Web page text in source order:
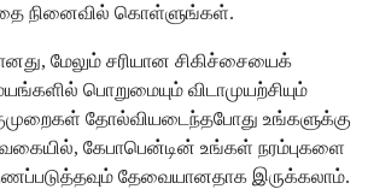
நினைவில் கொள்ளுங்கள்.
மேலும் சரியான சிகிச்சையைக்
பொறுமையும் விடாமுயற்சியும்
தோல்வியடைந்தபோது உங்களுக்கு
கேபாபென்டின் உங்கள் நரம்புகளை
தேவையானதாக இருக்கலாம்.